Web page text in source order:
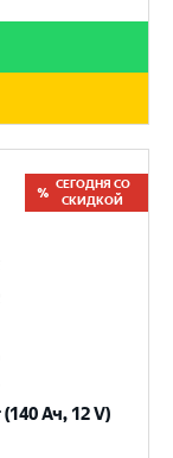
СЕГОДНЯ СО
СКИДКОЙ
Ач, 12 V)